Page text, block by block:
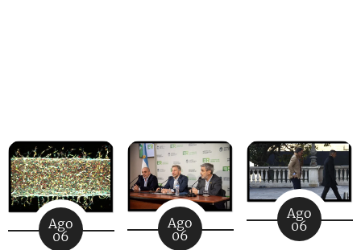
Ago
06
Ago
06
Ago
06